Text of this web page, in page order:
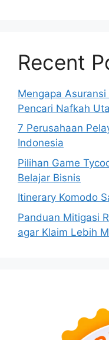
Recent
Mengapa
Pencari Nafkah
7 Perusahaan
Indonesia
Pilihan Game
Belajar Bisnis
Itinerary Komodo
Panduan Mitigasi
agar Klaim Lebih